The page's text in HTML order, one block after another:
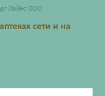
Лайнс ООО
сети и на